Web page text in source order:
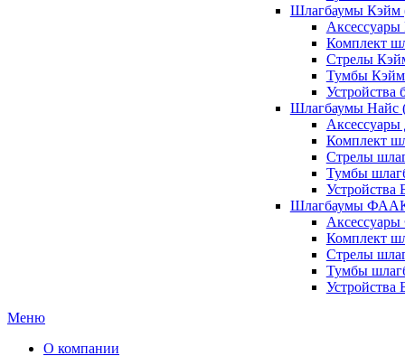
Шлагбаумы Кэйм
Комплект
Стрелы
Тумбы
Устройства
Шлагбаумы Найс
Комплект
Стрелы
Тумбы
Устройства
Шлагбаумы ФААК
Комплект
Стрелы
Тумбы
Меню
О компании